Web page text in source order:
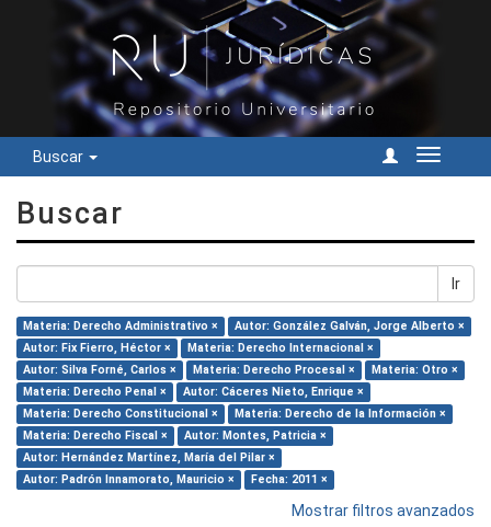
Buscar
Cambiar
Buscar
Ir
Materia: Derecho Administrativo ×
Autor: González Galván, Jorge Alberto ×
Autor: Fix Fierro, Héctor ×
Materia: Derecho Internacional ×
Autor: Silva Forné, Carlos ×
Materia: Derecho Procesal ×
Materia: Otro ×
Materia: Derecho Penal ×
Autor: Cáceres Nieto, Enrique ×
Materia: Derecho Constitucional ×
Materia: Derecho de la Información ×
Materia: Derecho Fiscal ×
Autor: Montes, Patricia ×
Autor: Hernández Martínez, María del Pilar ×
Autor: Padrón Innamorato, Mauricio ×
Fecha: 2011 ×
Mostrar filtros avanzados